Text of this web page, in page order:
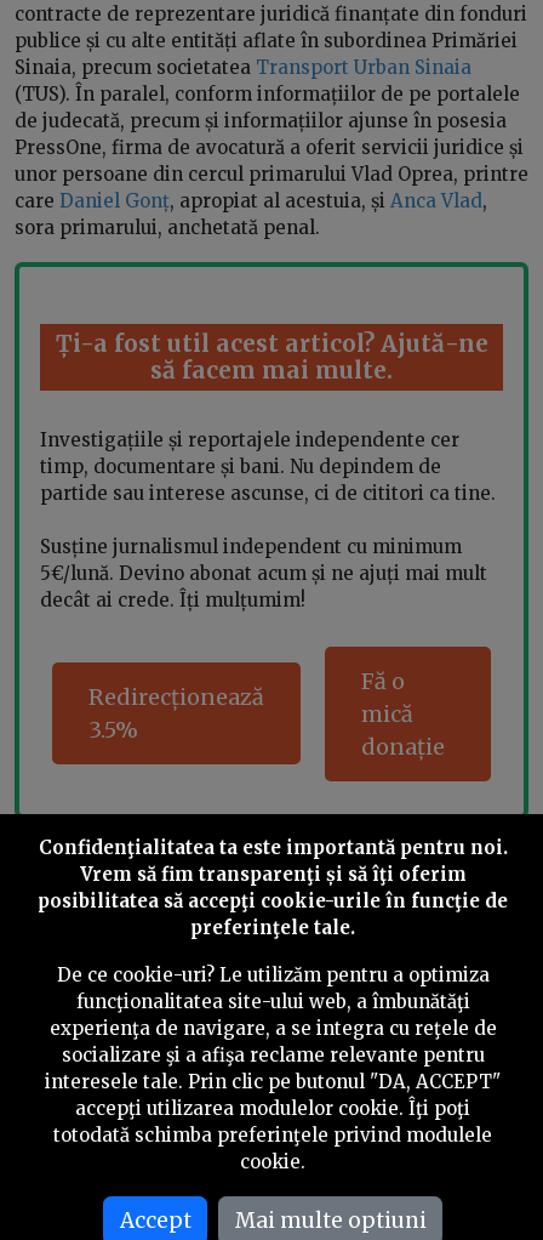
contracte de reprezentare juridică finanțate din fonduri
publice și cu alte entități aflate în subordinea Primăriei
Sinaia, precum societatea Transport Urban Sinaia
(TUS). În paralel, conform informațiilor de pe portalele
de judecată, precum și informațiilor ajunse în posesia
PressOne, firma de avocatură a oferit servicii juridice și
unor persoane din cercul primarului Vlad Oprea, printre
care Daniel Gonț, apropiat al acestuia, și Anca Vlad,
sora primarului, anchetată penal.
Ți-a fost util acest articol? Ajută-ne
să facem mai multe.
Investigațiile și reportajele independente cer
timp, documentare și bani. Nu depindem de
partide sau interese ascunse, ci de cititori ca tine.
Susține jurnalismul independent cu minimum
5€/lună. Devino abonat acum și ne ajuți mai mult
decât ai crede. Îți mulțumim!
Redirecționează
3.5%
Fă o
mică
donație
Share this
©2026 PressOne.ro
RSSNewslettere Despre noiPolitica editorială
Politica de verificare a conținutuluiContact
Confidenţialitatea ta este importantă pentru noi.
Vrem să fim transparenţi și să îţi oferim
posibilitatea să accepţi cookie-urile în funcţie de
preferinţele tale.
De ce cookie-uri? Le utilizăm pentru a optimiza
funcţionalitatea site-ului web, a îmbunătăţi
experienţa de navigare, a se integra cu reţele de
socializare şi a afişa reclame relevante pentru
interesele tale. Prin clic pe butonul "DA, ACCEPT"
accepţi utilizarea modulelor cookie. Îţi poţi
totodată schimba preferinţele privind modulele
cookie.
Accept Mai multe optiuni